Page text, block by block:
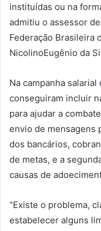
instituídas ou na
admitiu o assessor
Federação Brasileira
NicolinoEugênio da
Na campanha
conseguiram incluir
para ajudar a
envio de mensagens
dos bancários,
de metas, e a
causas de
“Existe o problema,
estabelecer alguns